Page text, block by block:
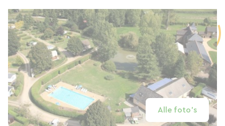
Alle foto's